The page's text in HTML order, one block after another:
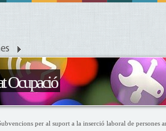
Ocupació
per al suport a la inserció laboral de